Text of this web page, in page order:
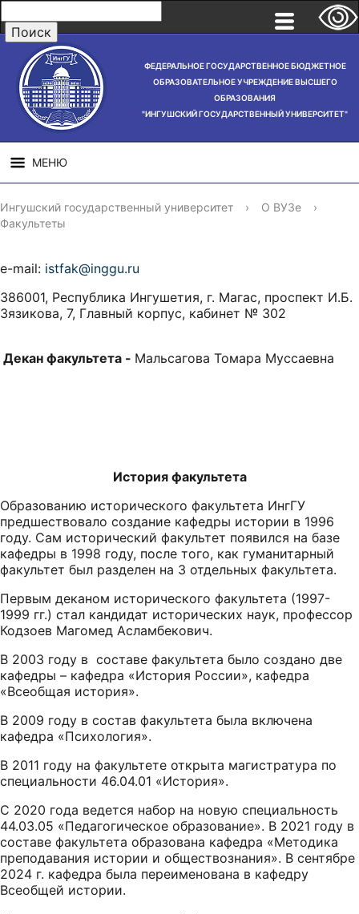
ФЕДЕРАЛЬНОЕ ГОСУДАРСТВЕННОЕ БЮДЖЕТНОЕ
ОБРАЗОВАТЕЛЬНОЕ УЧРЕЖДЕНИЕ ВЫСШЕГО
ОБРАЗОВАНИЯ
"ИНГУШСКИЙ ГОСУДАРСТВЕННЫЙ УНИВЕРСИТЕТ"
МЕНЮ
СВЕДЕНИЯ ОБ
ОБРАЗОВАТЕЛЬНОЙ
НАУЧНАЯ
ДЕЯТЕЛЬНОСТЬ
Ингушский государственный университет › О ВУЗе
›
Факультеты
e-mail: istfak@inggu.ru
386001, Республика Ингушетия, г. Магас, проспект И.Б.
Зязикова, 7, Главный корпус, кабинет № 302
Декан факультета - Мальсагова Томара Муссаевна
История факультета
Образованию исторического факультета ИнгГУ
предшествовало создание кафедры истории в 1996
году. Сам исторический факультет появился на базе
кафедры в 1998 году, после того, как гуманитарный
факультет был разделен на 3 отдельных факультета.
Первым деканом исторического факультета (1997-
1999 гг.) стал кандидат исторических наук, профессор
Кодзоев Магомед Асламбекович.
В 2003 году в составе факультета было создано две
кафедры – кафедра «История России», кафедра
«Всеобщая история».
В 2009 году в состав факультета была включена
кафедра «Психология».
В 2011 году на факультете открыта магистратура по
специальности 46.04.01 «История».
С 2020 года ведется набор на новую специальность
44.03.05 «Педагогическое образование». В 2021 году в
составе факультета образована кафедра «Методика
преподавания истории и обществознания». В сентябре
2024 г. кафедра была переименована в кафедру
Всеобщей истории.